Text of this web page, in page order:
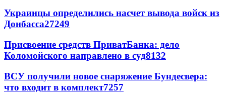
Украинцы определились насчет вывода войск из
Донбасса27249
Присвоение средств ПриватБанка: дело
Коломойского направлено в суд8132
ВСУ получили новое снаряжение Бундесвера:
что входит в комплект7257